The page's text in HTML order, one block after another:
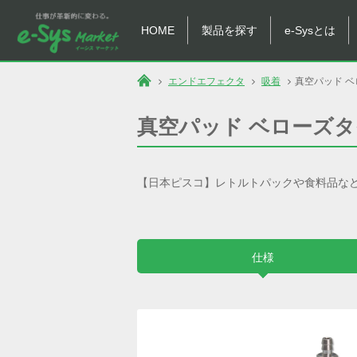
HOME 製品を探す e-Sysとは
エンドエフェクタ 吸着 真空パッド
真空パッド ベローズ
【日本ピスコ】レトルトパックや食料品な
仕様